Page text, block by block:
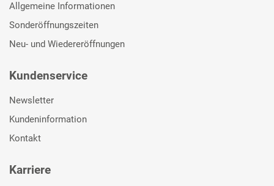
Allgemeine Informationen
Sonderöffnungszeiten
Neu- und Wiedereröffnungen
Kundenservice
Newsletter
Kundeninformation
Kontakt
Karriere